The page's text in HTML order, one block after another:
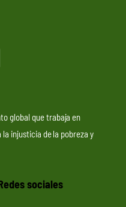
global que trabaja en
injusticia de la pobreza y
sociales